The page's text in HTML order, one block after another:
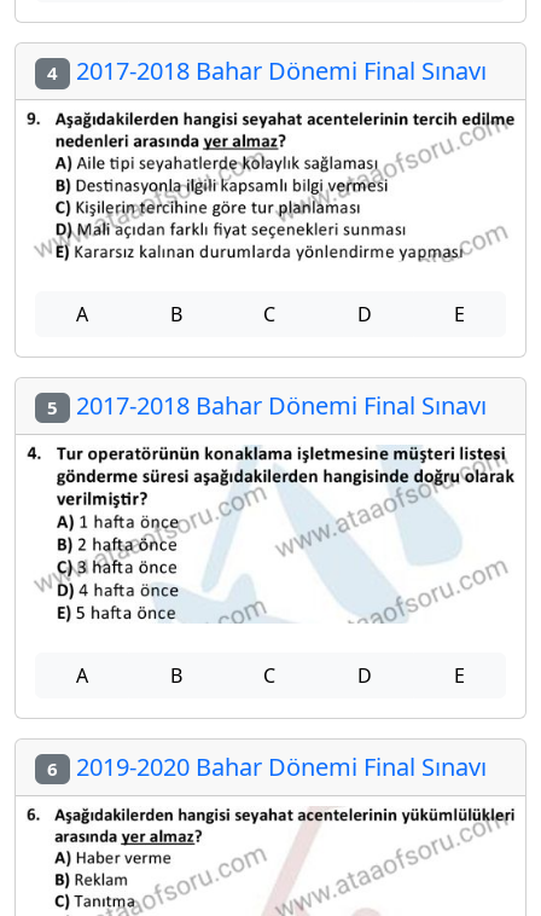
4 2017-2018 Bahar Dönemi Final Sınavı
A B C D E
5 2017-2018 Bahar Dönemi Final Sınavı
A B C D E
6 2019-2020 Bahar Dönemi Final Sınavı